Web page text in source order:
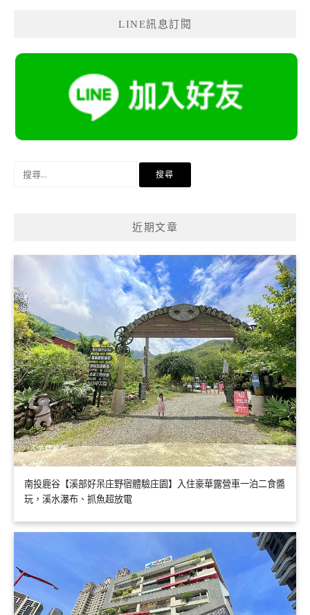
LINE訊息訂閱
近期文章
南投鹿谷【溪部好呆庄野宿體驗庄園】入住豪華露營車一泊二食醬
玩，溪水瀑布、抓魚超放電